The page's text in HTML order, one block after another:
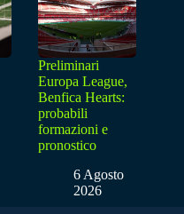
Preliminari
Europa League,
Benfica Hearts:
probabili
formazioni e
pronostico
6 Agosto
2026